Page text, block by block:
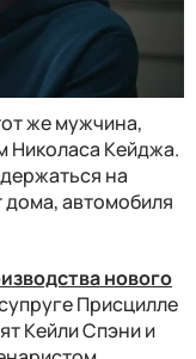
же мужчина,
Николаса Кейджа.
на
дома, автомобиля
нового
Присцилле
Кейли Спэни и